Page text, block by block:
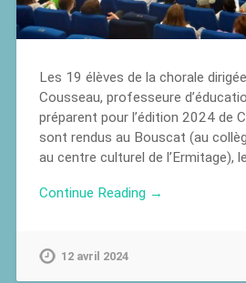
Les 19 élèves de la chorale
Cousseau, professeure
préparent pour l’édition 2024 de
sont rendus au Bouscat (au
au centre culturel de l’Ermitage),
Continue Reading →
12 avril 2024